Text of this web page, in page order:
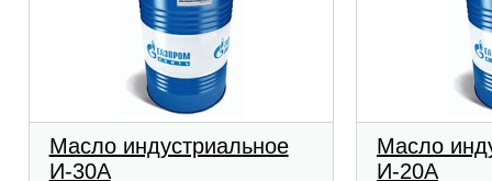
Масло индустриальное
И-30А
Масло
И-20А